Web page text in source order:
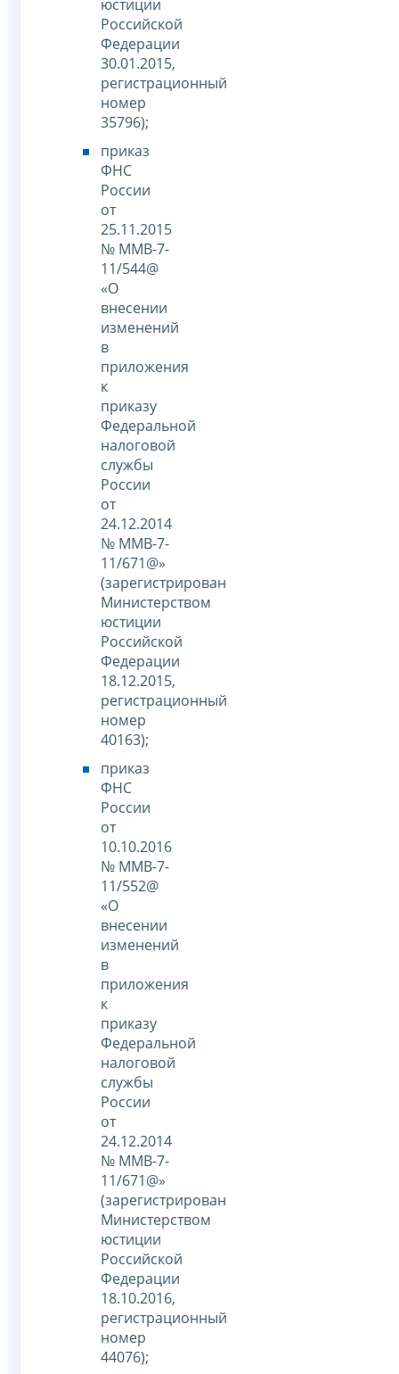
юстиции
Российской
Федерации
30.01.2015,
регистрационный
номер
35796);
приказ
ФНС
России
от
25.11.2015
№ ММВ-7-
11/544@
«О
внесении
изменений
в
приложения
к
приказу
Федеральной
налоговой
службы
России
от
24.12.2014
№ ММВ-7-
11/671@»
(зарегистрирован
Министерством
юстиции
Российской
Федерации
18.12.2015,
регистрационный
номер
40163);
приказ
ФНС
России
от
10.10.2016
№ ММВ-7-
11/552@
«О
внесении
изменений
в
приложения
к
приказу
Федеральной
налоговой
службы
России
от
24.12.2014
№ ММВ-7-
11/671@»
(зарегистрирован
Министерством
юстиции
Российской
Федерации
18.10.2016,
регистрационный
номер
44076);